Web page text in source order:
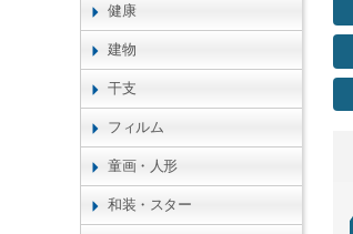
健康
建物
干支
フィルム
童画・人形
和装・スター